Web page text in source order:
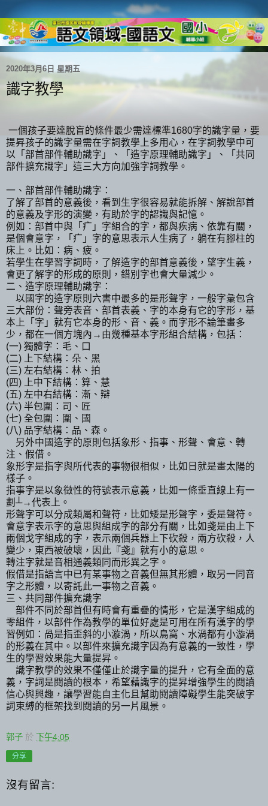
2020年3月6日 星期五
識字教學
一個孩子要達脫盲的條件最少需達標準1680字的識字量，要
提昇孩子的識字量需在字詞教學上多用心，在字詞教學中可
以「部首部件輔助識字」、「造字原理輔助識字」、「共同
部件擴充識字」這三大方向加強字詞教學。
一、部首部件輔助識字：
了解了部首的意義後，看到生字很容易就能拆解、解說部首
的意義及字形的演變，有助於字的認識與記憶。
例如：部首中與「疒」字組合的字，都與疾病、依靠有關，
是個會意字，「疒」字的意思表示人生病了，躺在有腳柱的
床上。比如：病、疲。
若學生在學習字詞時，了解造字的部首意義後，望字生義，
會更了解字的形成的原則，錯別字也會大量減少。
二、造字原理輔助識字：
以國字的造字原則六書中最多的是形聲字，一般字彙包含
三大部份：聲旁表音、部首表義、字的本身有它的字形，基
本上「字」就有它本身的形、音、義。而字形不論筆畫多
少，都在一個方塊內→由幾種基本字形組合結構，包括：
(一) 獨體字：毛、口
(二)
上下結構：朵、黑
(三) 左右結構：林、拍
(四)
上中下結構：算、慧
(五) 左中右結構：漸、辯
(六) 半包圍：司、匠
(七) 全包圍：圍、國
(八) 品字結構：品、森。
另外中國造字的原則包括象形、指事、形聲、會意、轉
注、假借。
象形字是指字與所代表的事物很相似，比如日就是畫太陽的
樣子。
指事字是以象徵性的符號表示意義，比如一條垂直線上有一
劃┴→代表上。
形聲字可以分成類屬和聲符，比如矮是形聲字，委是聲符。
會意字表示字的意思與組成字的部分有關，比如戔是由上下
兩個戈字組成的字，表示兩個兵器上下砍殺，兩方砍殺，人
變少，東西被破壞，因此『戔』就有小的意思。
轉注字就是音相通義類同而形異之字。
假借是指語言中已有某事物之音義但無其形體，取另一同音
字之形體，以寄託此一事物之音義。
三、共同部件擴充識字
部件不同於部首但有時會有重疊的情形，它是漢字組成的
零組件，以部件作為教學的單位好處是可用在所有漢字的學
習例如：咼是指歪斜的小漩渦，所以鳥窩、水渦都有小漩渦
的形義在其中。以部件來擴充識字因為有意義的一致性，學
生的學習效果能大量提昇。
識字教學的效果不僅僅止於識字量的提升，它有全面的意
義，字詞是閱讀的根本，希望藉識字的提昇增強學生的閱讀
信心與興趣，讓學習能自主化且幫助閱讀障礙學生能突破字
詞束縛的框架找到閱讀的另一片風景。
郭子 於 下午4:05
分享
沒有留言: